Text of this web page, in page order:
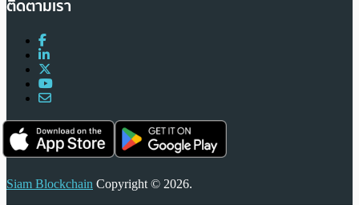
ติดตามเรา
Siam Blockchain Copyright © 2026.